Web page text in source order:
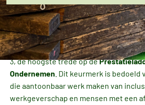
Samen maken we de
mooier én inclusiever!
KAS Meeting – Eventlocatie is
3, de hoogste trede op de
Ondernemen . Dit keurmerk is
die aantoonbaar werk maken van
werkgeverschap en mensen met een